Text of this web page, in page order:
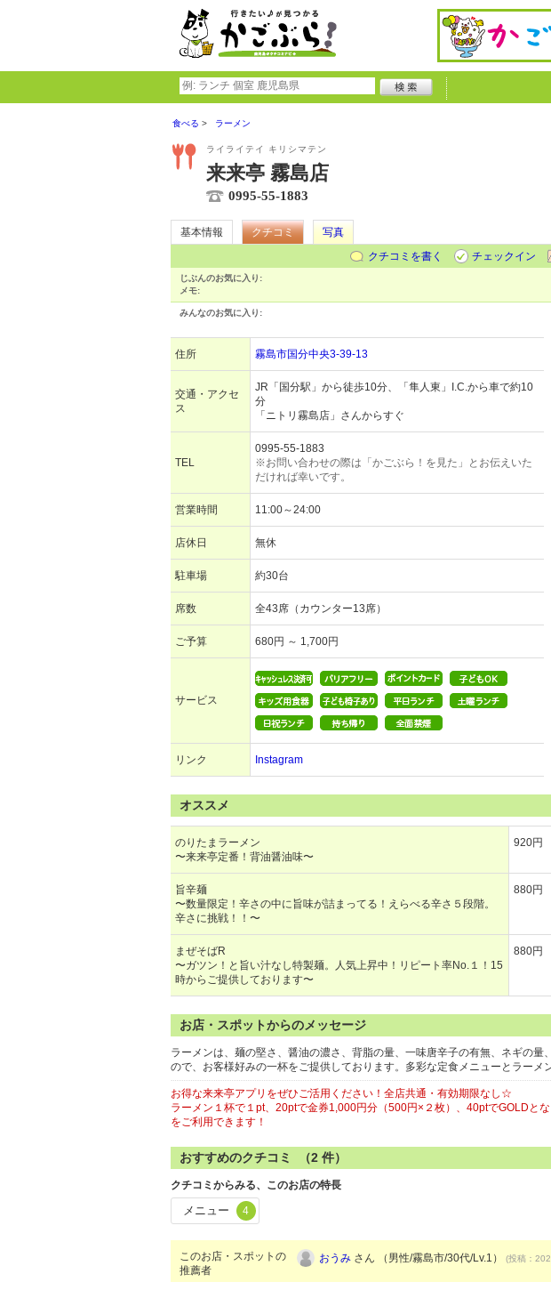
食べる ラーメン
ライライテイ キリシマテン
来来亭 霧島店
0995-55-1883
基本情報 クチコミ
写真
クチコミを書く
チェックイン
じぶんのお気に入り:
メモ:
みんなのお気に入り:
住所 霧島市国分中央3-39-13
交通・アクセ
ス
JR「国分駅」から徒歩10分、「隼人東」I.C.から車で約10
分
「ニトリ霧島店」さんからすぐ
TEL
0995-55-1883
※お問い合わせの際は「かごぶら！を見た」とお伝えいた
だければ幸いです。
営業時間 11:00～24:00
店休日 無休
駐車場 約30台
席数 全43席（カウンター13席）
ご予算 680円 ～ 1,700円
サービス
リンク Instagram
オススメ
のりたまラーメン
〜来来亭定番！背油醤油味〜
920円
旨辛麺
〜数量限定！辛さの中に旨味が詰まってる！えらべる辛さ５段階。
辛さに挑戦！！〜
880円
まぜそばR
〜ガツン！と旨い汁なし特製麺。人気上昇中！リピート率No.１！15
時からご提供しております〜
880円
お店・スポットからのメッセージ
ラーメンは、麺の堅さ、醤油の濃さ、背脂の量、一味唐辛子の有無、ネギの
ので、お客様好みの一杯をご提供しております。多彩な定食メニューとラーメ
お得な来来亭アプリをぜひご活用ください！全店共通・有効期限なし☆
ラーメン１杯で１pt、20ptで金券1,000円分（500円×２枚）、40ptでGOLDと
をご利用できます！
おすすめのクチコミ （2 件）
クチコミからみる、このお店の特長
メニュー 4
このお店・スポットの
推薦者
おうみ さん （男性/霧島市/30代/Lv.1） (投稿：